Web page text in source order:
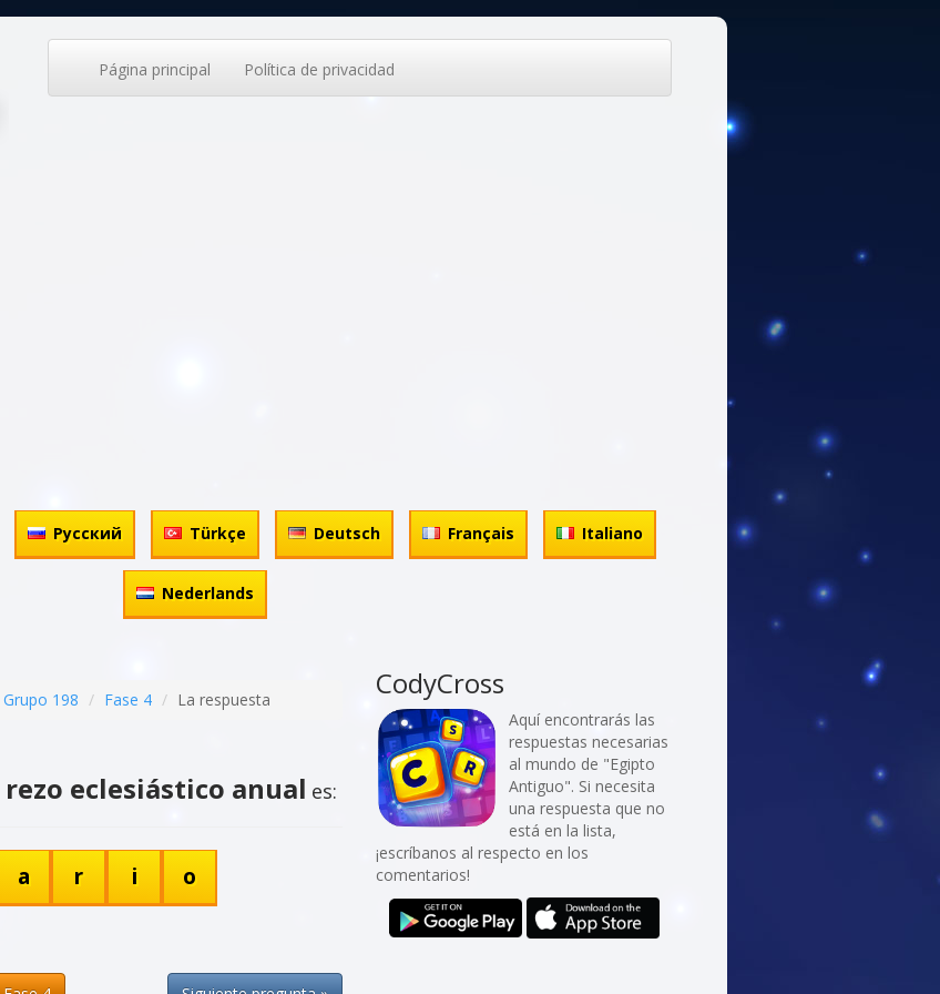
Página principal Política de privacidad
Русский Türkçe Deutsch Français Italiano
Nederlands
Grupo 198 Fase 4 La respuesta
eclesiástico anual es:
a r i o
CodyCross
Aquí encontrarás las
respuestas necesarias
al mundo de "Egipto
Antiguo". Si necesita
una respuesta que no
está en la lista,
¡escríbanos al respecto en los
comentarios!